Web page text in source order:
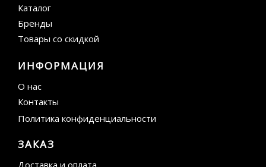
Каталог
Бренды
Товары со скидкой
ИНФОРМАЦИЯ
О нас
Контакты
Политика конфиденциальности
ЗАКАЗ
Доставка и оплата